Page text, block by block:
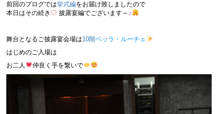
前回のブログでは挙式編をお届け致しましたので
本日はその続き ♡ 披露宴編でございます～ ♪
舞台となるご披露宴会場は10階ベッラ・ルーチェ
はじめのご入場は
お二人
仲良く手を繋いで